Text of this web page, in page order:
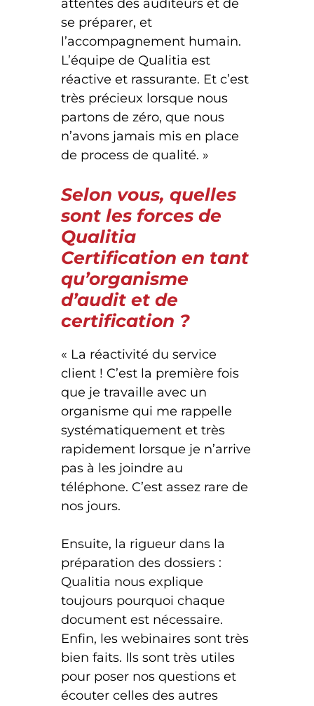
attentes des auditeurs et de
se préparer, et
l’accompagnement humain.
L’équipe de Qualitia est
réactive et rassurante. Et c’est
très précieux lorsque nous
partons de zéro, que nous
n’avons jamais mis en place
de process de qualité. »
Selon vous, quelles
sont les forces de
Qualitia
Certification en tant
qu’organisme
d’audit et de
certification ?
« La réactivité du service
client ! C’est la première fois
que je travaille avec un
organisme qui me rappelle
systématiquement et très
rapidement lorsque je n’arrive
pas à les joindre au
téléphone. C’est assez rare de
nos jours.
Ensuite, la rigueur dans la
préparation des dossiers :
Qualitia nous explique
toujours pourquoi chaque
document est nécessaire.
Enfin, les webinaires sont très
bien faits. Ils sont très utiles
pour poser nos questions et
écouter celles des autres